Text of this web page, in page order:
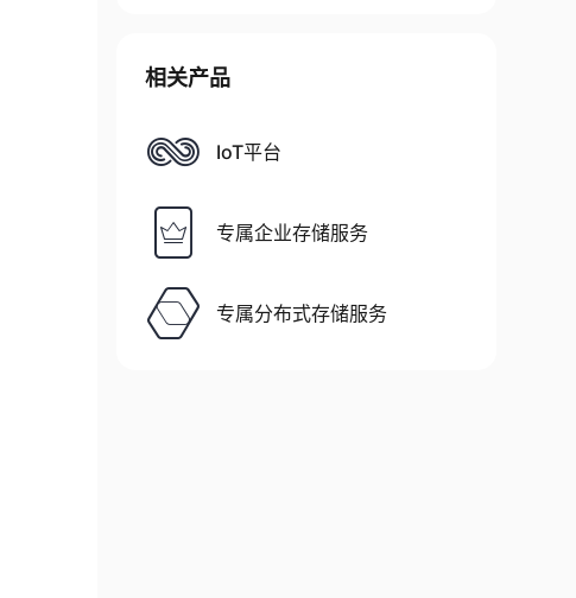
相关产品
IoT平台
专属企业存储服务
专属分布式存储服务